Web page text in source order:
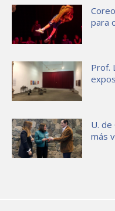
para
Prof.
U. de
más